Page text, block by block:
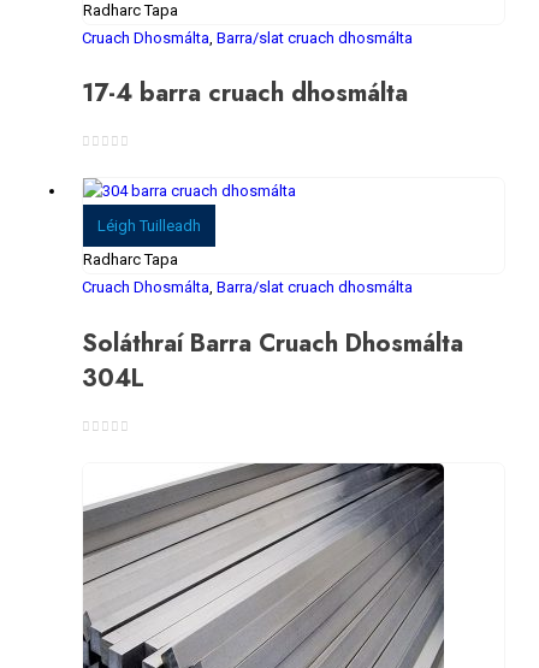
Radharc Tapa
Cruach Dhosmálta, Barra/slat cruach dhosmálta
17-4 barra cruach dhosmálta
Léigh Tuilleadh
Radharc Tapa
Cruach Dhosmálta, Barra/slat cruach dhosmálta
Soláthraí Barra Cruach Dhosmálta
304L